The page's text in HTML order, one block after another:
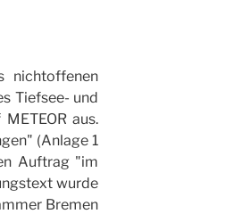
nichtoffenen
Tiefsee- und
aus.
(Anlage 1
Auftrag "im
wurde
Bremen